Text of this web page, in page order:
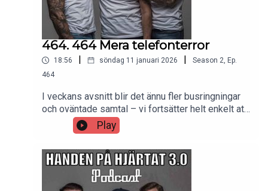
464. 464 Mera telefonterror
18:56 söndag 11 januari 2026 Season 2, Ep.
464
I veckans avsnitt blir det ännu fler busringningar
och oväntade samtal – vi fortsätter helt enkelt att
terrorisera folk via telefonen! Vill du höra hela
avsnittet (och alla kommande i sin helhet)? Då är
du varmt välkommen att stötta oss på Patreon:
https://www.patreon.com/handenpahjartat.Genom
att bli Patreon hjälper du oss att fortsätta skapa
podden – stort tack för ditt stöd!
Play